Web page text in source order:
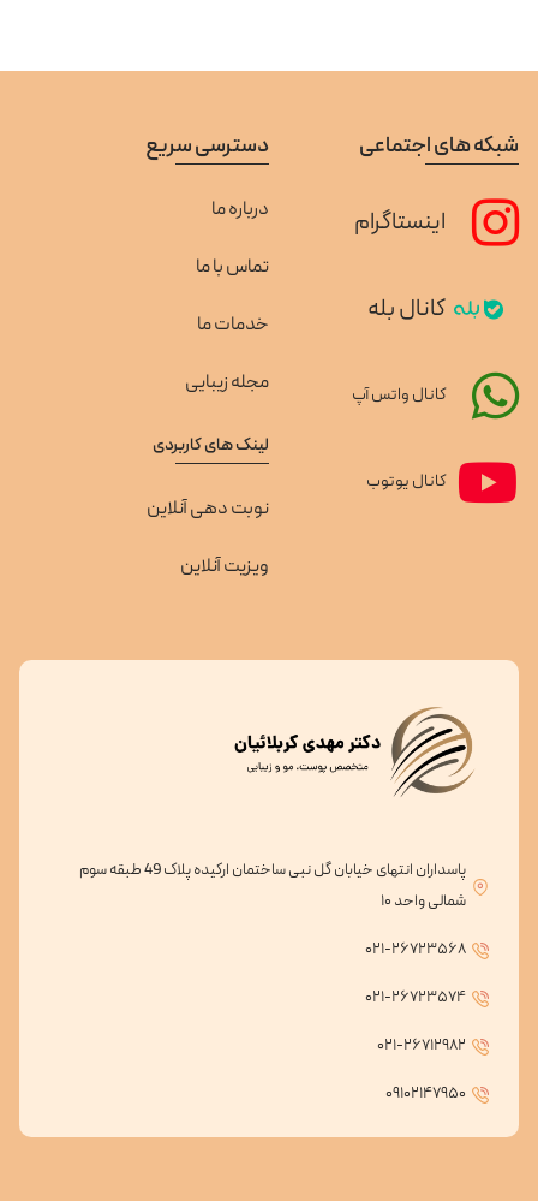
پاسداران انتهای خیابان گل نبی ساختمان ارکیده پلاک 49 طبقه سوم
شمالی واحد ۱۰
۰۲۱-۲۶۷۲۳۵۶۸
۰۲۱-۲۶۷۲۳۵۷۴
۰۲۱-۲۶۷۱۲۹۸۲
۰۹۱۰۲۱۴۷۹۵۰
دسترسی سریع
درباره ما
تماس با ما
خدمات ما
مجله زیبایی
لینک های کاربردی
نوبت دهی آنلاین
ویزیت آنلاین
شبکه های اجتماعی
اینستاگرام
کانال بله
کانال واتس آپ
کانال یوتوب